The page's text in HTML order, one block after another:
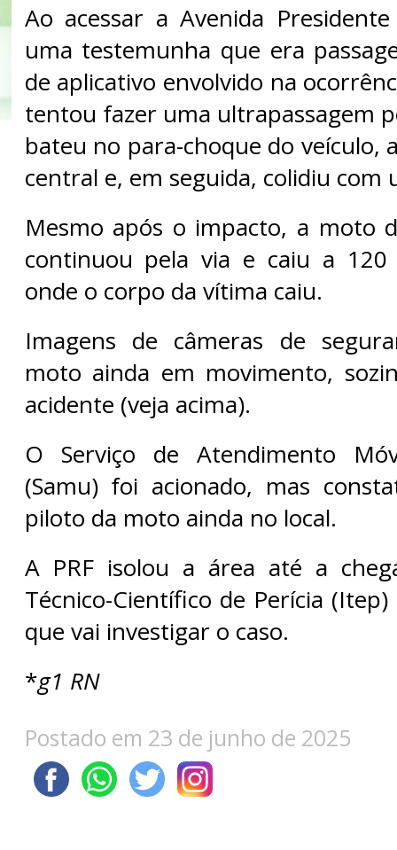
Ao acessar a Avenida
uma testemunha que era
de aplicativo envolvido na
tentou fazer uma ultrapassagem
bateu no para-choque do veículo,
central e, em seguida, colidiu com
Mesmo após o impacto, a moto
continuou pela via e caiu a
onde o corpo da vítima caiu.
Imagens de câmeras de
moto ainda em movimento,
acidente (veja acima).
O Serviço de Atendimento
(Samu) foi acionado, mas
piloto da moto ainda no local.
A PRF isolou a área até a
Técnico-Científico de Perícia
que vai investigar o caso.
*g1 RN
Postado em 23 de junho de 2025